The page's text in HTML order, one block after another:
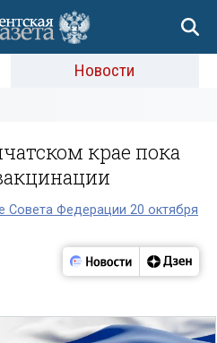
Новости
крае пока
Совета Федерации 20 октября